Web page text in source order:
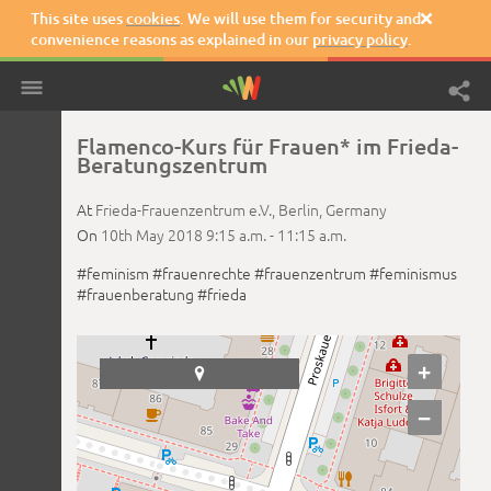
This site usescookies. We will use them for security and
convenience reasons as explained in our privacy policy.

Flamenco-Kurs für Frauen* im Frieda-
Beratungszentrum
At Frieda-Frauenzentrum e.V., Berlin, Germany
On 10th May 2018 9:15 a.m. - 11:15 a.m.
#feminism #frauenrechte #frauenzentrum #feminismus
#frauenberatung #frieda

+
−